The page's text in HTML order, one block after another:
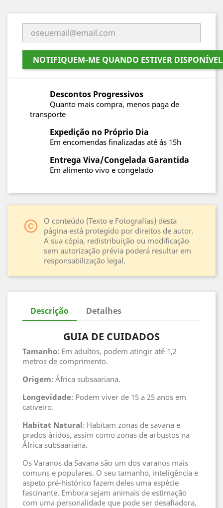
NOTIFIQUEM-ME QUANDO ESTIVER DISPONÍVEL
Descontos Progressivos
Quanto mais compra, menos paga de
transporte
Expedição no Próprio Dia
Em encomendas finalizadas até ás 15h
Entrega Viva/Congelada Garantida
Em alimento vivo e congelado
copyright
O conteúdo (Texto e Fotografias) desta
página está protegido por direitos de autor.
A sua cópia, redistribuição ou modificação
sem autorização prévia poderá resultar em
responsabilização legal.
Descrição Detalhes
GUIA DE CUIDADOS
Tamanho: Em adultos, podem atingir até 1,2
metros de comprimento.
Origem: África subsaariana.
Longevidade: Podem viver de 15 a 25 anos em
cativeiro.
Habitat Natural: Habitam zonas de savana e
prados áridos, assim como zonas de arbustos na
África subsaariana.
Os Varanos da Savana são um dos varanos mais
comuns e populares. O seu tamanho, inteligência e
aspeto pré-histórico fazem deles uma espécie
fascinante. Embora sejam animais de estimação
com uma personalidade que pode ser desafiadora,